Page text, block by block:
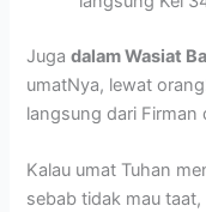
Jugadalam Wasiat
umatNya, lewat
langsung dari Firman
Kalau umat Tuhan
sebab tidak mau